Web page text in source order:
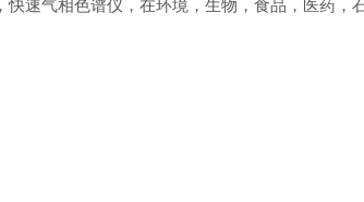
速气相色谱仪，在环境，生物，食品，医药，